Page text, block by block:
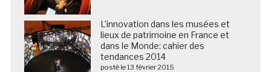
L’innovation dans les musées et
lieux de patrimoine en France et
dans le Monde: cahier des
tendances 2014
posté le 13 février 2015